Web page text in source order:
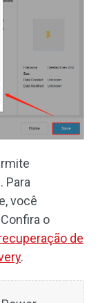
Para
você
o
de
.